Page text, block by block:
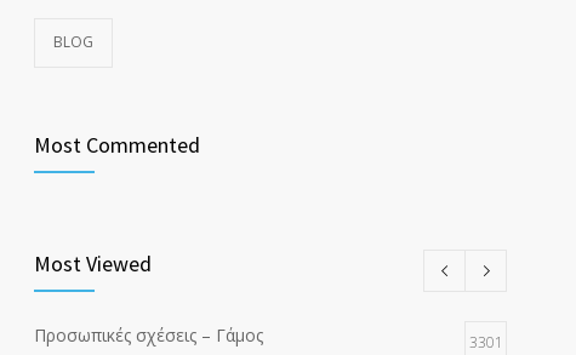
BLOG
Most Commented
Most Viewed
Προσωπικές σχέσεις – Γάμος 3301